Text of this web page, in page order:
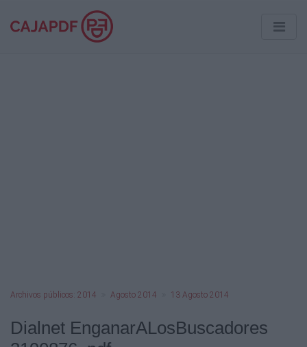
Archivos públicos: 2014 Agosto 2014 13 Agosto 2014
Dialnet EnganarALosBuscadores